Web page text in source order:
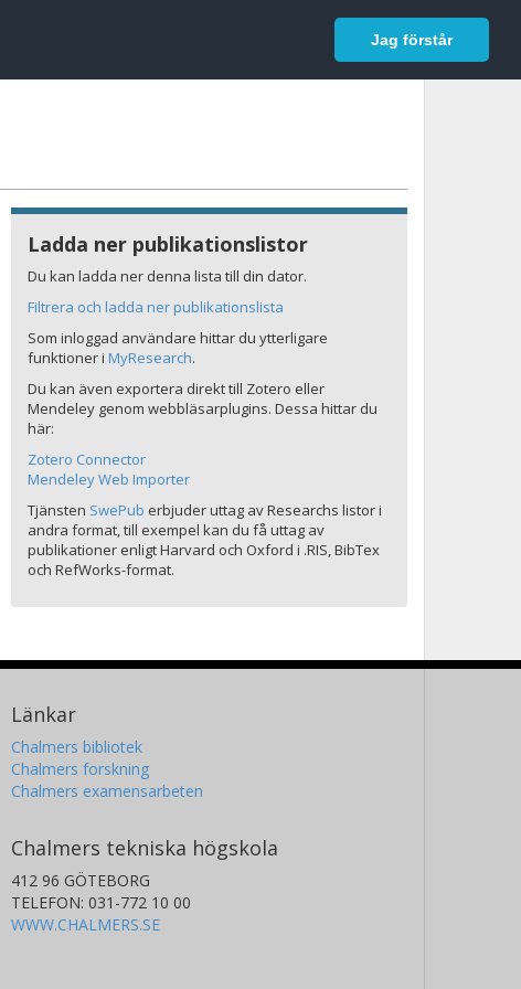
Jag förstår
Logga in
Ladda ner publikationslistor
Du kan ladda ner denna lista till din dator.
Filtrera och ladda ner publikationslista
Som inloggad användare hittar du ytterligare
funktioner i MyResearch.
Du kan även exportera direkt till Zotero eller
Mendeley genom webbläsarplugins. Dessa hittar du
här:
Zotero Connector
Mendeley Web Importer
Tjänsten SwePub erbjuder uttag av Researchs listor i
andra format, till exempel kan du få uttag av
publikationer enligt Harvard och Oxford i .RIS, BibTex
och RefWorks-format.
Länkar
Chalmers bibliotek
Chalmers forskning
Chalmers examensarbeten
Chalmers tekniska högskola
412 96 GÖTEBORG
TELEFON: 031-772 10 00
WWW.CHALMERS.SE